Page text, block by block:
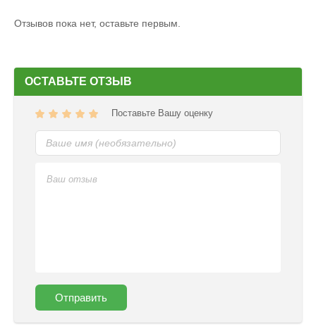
Отзывов пока нет, оставьте первым.
ОСТАВЬТЕ ОТЗЫВ
Поставьте Вашу оценку
Отправить